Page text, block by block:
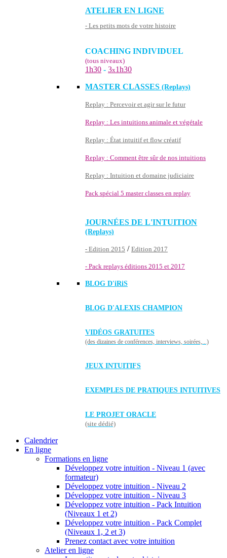
ATELIER EN LIGNE
- Les petits mots de votre histoire
COACHING INDIVIDUEL
(tous niveaux)
1h30 - 3x1h30
MASTER CLASSES (Replays)
Replay : Percevoir et agir sur le futur
Replay : Les intuitions animale et végétale
Replay : État intuitif et flow créatif
Replay : Comment être sûr de nos intuitions
Replay : Intuition et domaine judiciaire
Pack spécial 5 master classes en replay
JOURNÉES DE L'INTUITION
(Replays)
- Edition 2015 / Edition 2017
- Pack replays éditions 2015 et 2017
BLOG D'iRiS
BLOG D'ALEXIS CHAMPION
VIDÉOS GRATUITES
(des dizaines de conférences, interviews, soirées,...)
JEUX INTUITIFS
EXEMPLES DE PRATIQUES INTUITIVES
LE PROJET ORACLE
(site dédié)
Calendrier
En ligne
Formations en ligne
Développez votre intuition - Niveau 1 (avec
formateur)
Développez votre intuition - Niveau 2
Développez votre intuition - Niveau 3
Développez votre intuition - Pack Intuition
(Niveaux 1 et 2)
Développez votre intuition - Pack Complet
(Niveaux 1, 2 et 3)
Prenez contact avec votre intuition
Atelier en ligne